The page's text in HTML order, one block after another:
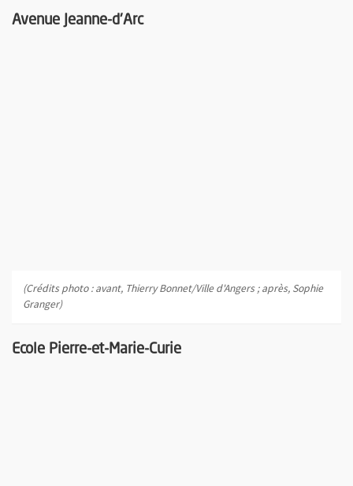
Avenue Jeanne-d'Arc
(Crédits photo : avant, Thierry Bonnet/Ville d'Angers ; après, Sophie
Granger)
Ecole Pierre-et-Marie-Curie